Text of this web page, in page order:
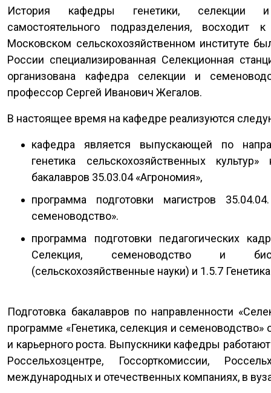
История кафедры генетики, селекции
самостоятельного подразделения,
Московском сельскохозяйственном институте
России специализированная Селекционная
организована кафедра селекции и
профессор Сергей Иванович Жегалов.
В настоящее время на кафедре реализуются
кафедра является выпускающей по
генетика сельскохозяйственных культур»
бакалавров 35.03.04 «Агрономия»,
программа подготовки магистров
семеноводство».
программа подготовки педагогических
Селекция, семеноводство и
(сельскохозяйственные науки) и 1.5.7
Подготовка бакалавров по направленности
программе «Генетика, селекция и
и карьерного роста. Выпускники кафедры
Россельхозцентре, Госсорткомиссии,
международных и отечественных компаниях, в